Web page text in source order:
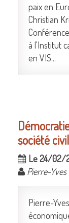
paix en
Christian
à l'Institut
en VIS...
société
Le 24/02/
Pierre-
Pierre-